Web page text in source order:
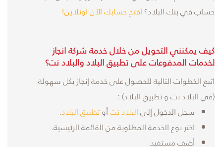
حساب في بنك البلاد؟افتح حسابك الآن اونلاين!
كيف يمكنني التحويل من خلال خدمة شركة انجاز
لخدمات المدفوعات على تطبيق البلاد والبلاد نت؟
اتبع الخطوات التالية للحصول على خدمة إنجاز بكل سهولة
(في البلاد نت و تطبيق البلاد) :
سجل الدخول إلىالبلاد نتأوتطبيق البلاد.
اختر نوع الخدمة المطلوبة من القائمة الرئيسية.
أضف مستفيد.